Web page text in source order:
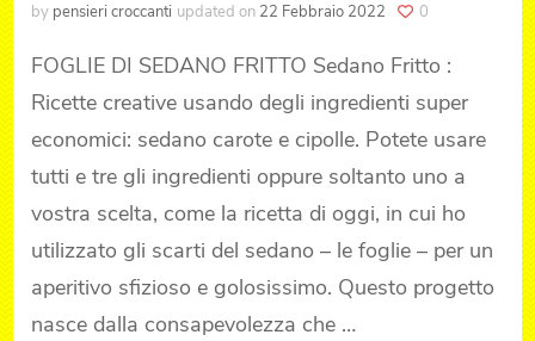
by pensieri croccanti updated on 22 Febbraio 2022 0
FOGLIE DI SEDANO FRITTO Sedano Fritto :
Ricette creative usando degli ingredienti super
economici: sedano carote e cipolle. Potete usare
tutti e tre gli ingredienti oppure soltanto uno a
vostra scelta, come la ricetta di oggi, in cui ho
utilizzato gli scarti del sedano – le foglie – per un
aperitivo sfizioso e golosissimo. Questo progetto
nasce dalla consapevolezza che …